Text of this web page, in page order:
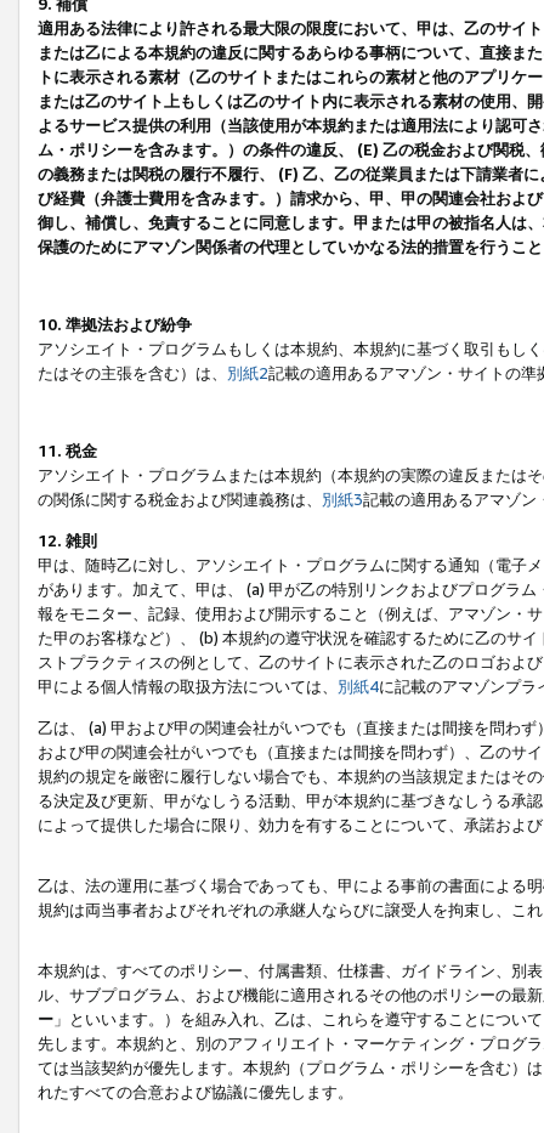
9. 補償
適用ある法律により許される最大限の限度において、甲は、乙のサイ
または乙による本規約の違反に関するあらゆる事柄について、直接ま
トに表示される素材（乙のサイトまたはこれらの素材と他のアプリ
または乙のサイト上もしくは乙のサイト内に表示される素材の使用、
よるサービス提供の利用（当該使用が本規約または適用法により認可
ム・ポリシーを含みます。）の条件の違反、 (E) 乙の税金および関税
の義務または関税の履行不履行、 (F) 乙、乙の従業員または下請業者
び経費（弁護士費用を含みます。）請求から、甲、甲の関連会社およ
御し、補償し、免責することに同意します。甲または甲の被指名人は
保護のためにアマゾン関係者の代理としていかなる法的措置を行うこ
10. 準拠法および紛争
アソシエイト・プログラムもしくは本規約、本規約に基づく取引もし
たはその主張を含む）は、 別紙2記載の適用あるアマゾン・サイトの
11. 税金
アソシエイト・プログラムまたは本規約（本規約の実際の違反または
の関係に関する税金および関連義務は、 別紙3記載の適用あるアマゾン
12. 雑則
甲は、随時乙に対し、アソシエイト・プログラムに関する通知（電子
があります。加えて、甲は、 (a) 甲が乙の特別リンクおよびプログラ
報をモニター、記録、使用および開示すること（例えば、アマゾン・
た甲のお客様など）、 (b) 本規約の遵守状況を確認するために乙のサ
ストプラクティスの例として、乙のサイトに表示された乙のロゴおよ
甲による個人情報の取扱方法については、 別紙4に記載のアマゾンプ
乙は、 (a) 甲および甲の関連会社がいつでも（直接または間接を問わ
および甲の関連会社がいつでも（直接または間接を問わず）、乙のサ
規約の規定を厳密に履行しない場合でも、本規約の当該規定またはそ
る決定及び更新、甲がなしうる活動、甲が本規約に基づきなしうる承
によって提供した場合に限り、効力を有することについて、承諾およ
乙は、法の運用に基づく場合であっても、甲による事前の書面による
規約は両当事者およびそれぞれの承継人ならびに譲受人を拘束し、こ
本規約は、すべてのポリシー、付属書類、仕様書、ガイドライン、別
ル、サブプログラム、および機能に適用されるその他のポリシーの最
ー 」といいます。）を組み入れ、乙は、これらを遵守することにつ
先します。本規約と、別のアフィリエイト・マーケティング・プログ
ては当該契約が優先します。本規約（プログラム・ポリシーを含む）
れたすべての合意および協議に優先します。